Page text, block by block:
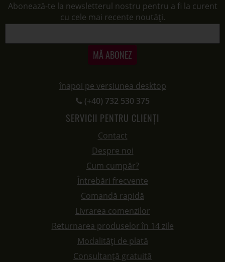
Abonează-te la newsletterul nostru pentru a fi la curent
cu cele mai recente noutăți.
MĂ ABONEZ
înapoi pe versiunea desktop
(+40) 732 530 375
SERVICII PENTRU CLIENȚI
Contact
Despre noi
Cum cumpăr?
Întrebări frecvente
Comandă rapidă
Livrarea comenzilor
Returnarea produselor în 14 zile
Modalități de plată
Consultanță gratuită